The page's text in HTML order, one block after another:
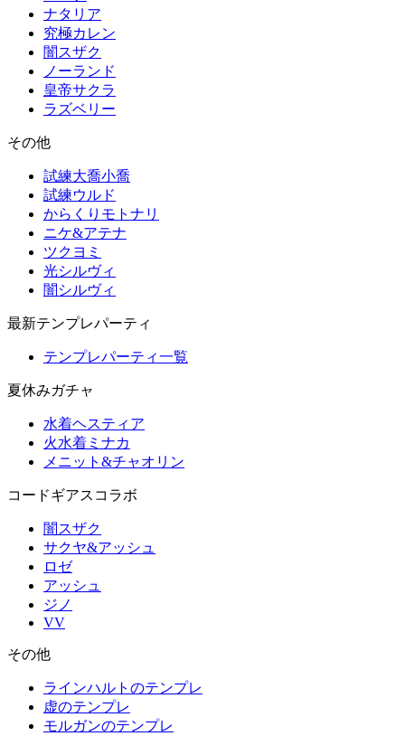
ナタリア
究極カレン
闇スザク
ノーランド
皇帝サクラ
ラズベリー
その他
試練大喬小喬
試練ウルド
からくりモトナリ
ニケ&アテナ
ツクヨミ
光シルヴィ
闇シルヴィ
最新テンプレパーティ
テンプレパーティ一覧
夏休みガチャ
水着ヘスティア
火水着ミナカ
メニット&チャオリン
コードギアスコラボ
闇スザク
サクヤ&アッシュ
ロゼ
アッシュ
ジノ
VV
その他
ラインハルトのテンプレ
虚のテンプレ
モルガンのテンプレ